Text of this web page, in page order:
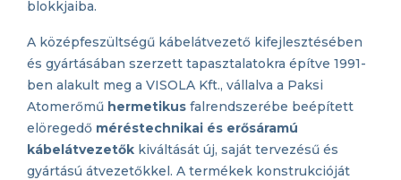
blokkjaiba.
A középfeszültségű kábelátvezető kifejlesztésében
és gyártásában szerzett tapasztalatokra építve 1991-
ben alakult meg a VISOLA Kft., vállalva a Paksi
Atomerőmű hermetikus falrendszerébe beépített
elöregedő méréstechnikai és erősáramú
kábelátvezetők kiváltását új, saját tervezésű és
gyártású átvezetőkkel. A termékek konstrukcióját